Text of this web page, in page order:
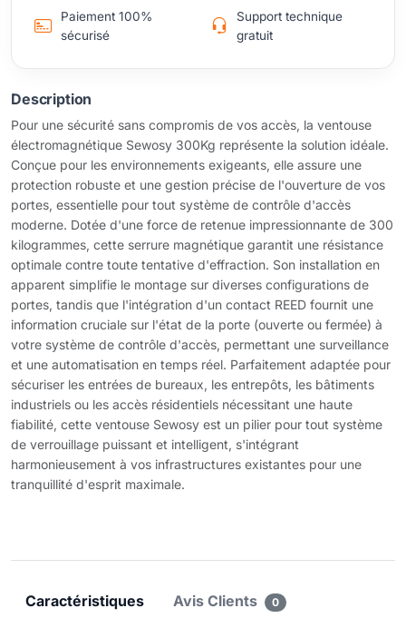
Paiement 100%
sécurisé
Support technique
gratuit
Description
Pour une sécurité sans compromis de vos accès, la ventouse
électromagnétique Sewosy 300Kg représente la solution idéale.
Conçue pour les environnements exigeants, elle assure une
protection robuste et une gestion précise de l'ouverture de vos
portes, essentielle pour tout système de contrôle d'accès
moderne. Dotée d'une force de retenue impressionnante de 300
kilogrammes, cette serrure magnétique garantit une résistance
optimale contre toute tentative d'effraction. Son installation en
apparent simplifie le montage sur diverses configurations de
portes, tandis que l'intégration d'un contact REED fournit une
information cruciale sur l'état de la porte (ouverte ou fermée) à
votre système de contrôle d'accès, permettant une surveillance
et une automatisation en temps réel. Parfaitement adaptée pour
sécuriser les entrées de bureaux, les entrepôts, les bâtiments
industriels ou les accès résidentiels nécessitant une haute
fiabilité, cette ventouse Sewosy est un pilier pour tout système
de verrouillage puissant et intelligent, s'intégrant
harmonieusement à vos infrastructures existantes pour une
tranquillité d'esprit maximale.
Caractéristiques Avis Clients 0